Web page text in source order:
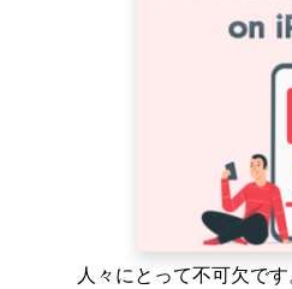
人々にとって不可欠で